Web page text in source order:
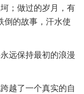
；做过的岁月，有
倒的故事，汗水使
远保持最初的浪漫
越了一个真实的自